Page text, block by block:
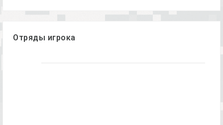
Отряды игрока